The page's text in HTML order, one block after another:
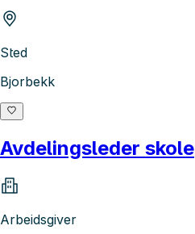
Sted
Bjorbekk
Avdelingsleder skole
Arbeidsgiver